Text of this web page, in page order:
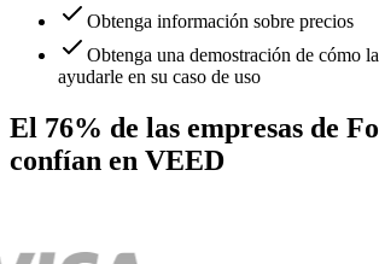
Obtenga información sobre precios
Obtenga una demostración de cómo
ayudarle en su caso de uso
El 76% de las empresas de
confían en VEED